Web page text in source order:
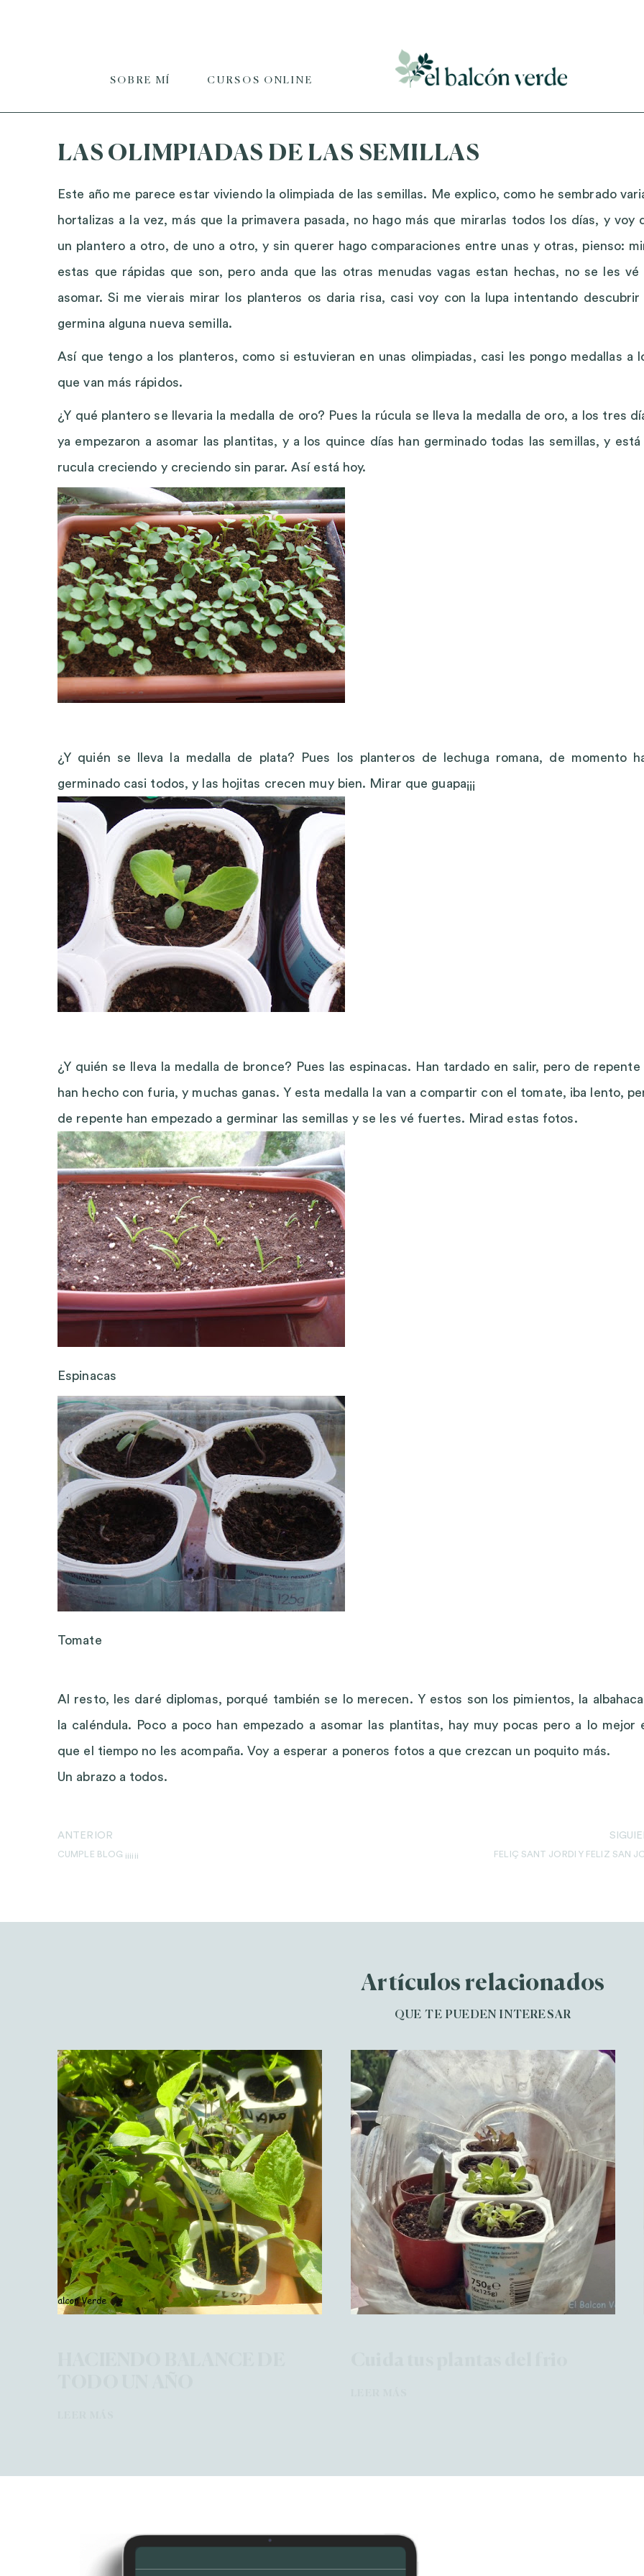
SOBRE MÍ CURSOS ONLINE
LAS OLIMPIADAS DE LAS SEMILLAS
Este año me parece estar viviendo la olimpiada de las semillas. Me explico, como he sembrado
hortalizas a la vez, más que la primavera pasada, no hago más que mirarlas todos los días, y voy
un plantero a otro, de uno a otro, y sin querer hago comparaciones entre unas y otras, pienso:
estas que rápidas que son, pero anda que las otras menudas vagas estan hechas, no se les vé
asomar. Si me vierais mirar los planteros os daria risa, casi voy con la lupa intentando descubrir
germina alguna nueva semilla.
Así que tengo a los planteros, como si estuvieran en unas olimpiadas, casi les pongo medallas a
que van más rápidos.
¿Y qué plantero se llevaria la medalla de oro? Pues la rúcula se lleva la medalla de oro, a los tres
ya empezaron a asomar las plantitas, y a los quince días han germinado todas las semillas, y está
rucula creciendo y creciendo sin parar. Así está hoy.
¿Y quién se lleva la medalla de plata? Pues los planteros de lechuga romana, de momento
germinado casi todos, y las hojitas crecen muy bien. Mirar que guapa¡¡¡
¿Y quién se lleva la medalla de bronce? Pues las espinacas. Han tardado en salir, pero de repente
han hecho con furia, y muchas ganas. Y esta medalla la van a compartir con el tomate, iba lento,
de repente han empezado a germinar las semillas y se les vé fuertes. Mirad estas fotos.
Espinacas
Tomate
Al resto, les daré diplomas, porqué también se lo merecen. Y estos son los pimientos, la
la caléndula. Poco a poco han empezado a asomar las plantitas, hay muy pocas pero a lo mejor
que el tiempo no les acompaña. Voy a esperar a poneros fotos a que crezcan un poquito más.
Un abrazo a todos.
ANTERIOR
CUMPLE BLOG ¡¡¡¡¡¡ FELIÇ SANT JORDI Y FELIZ SAN
Artículos relacionados
QUE TE PUEDEN INTERESAR